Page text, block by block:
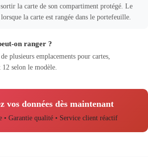
la carte de son compartiment protégé. Le
la carte est rangée dans le portefeuille.
on ranger ?
plusieurs emplacements pour cartes,
selon le modèle.
vos données dès maintenant
• Garantie qualité • Service client réactif